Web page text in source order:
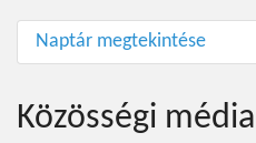
Naptár megtekintése
Közösségi média